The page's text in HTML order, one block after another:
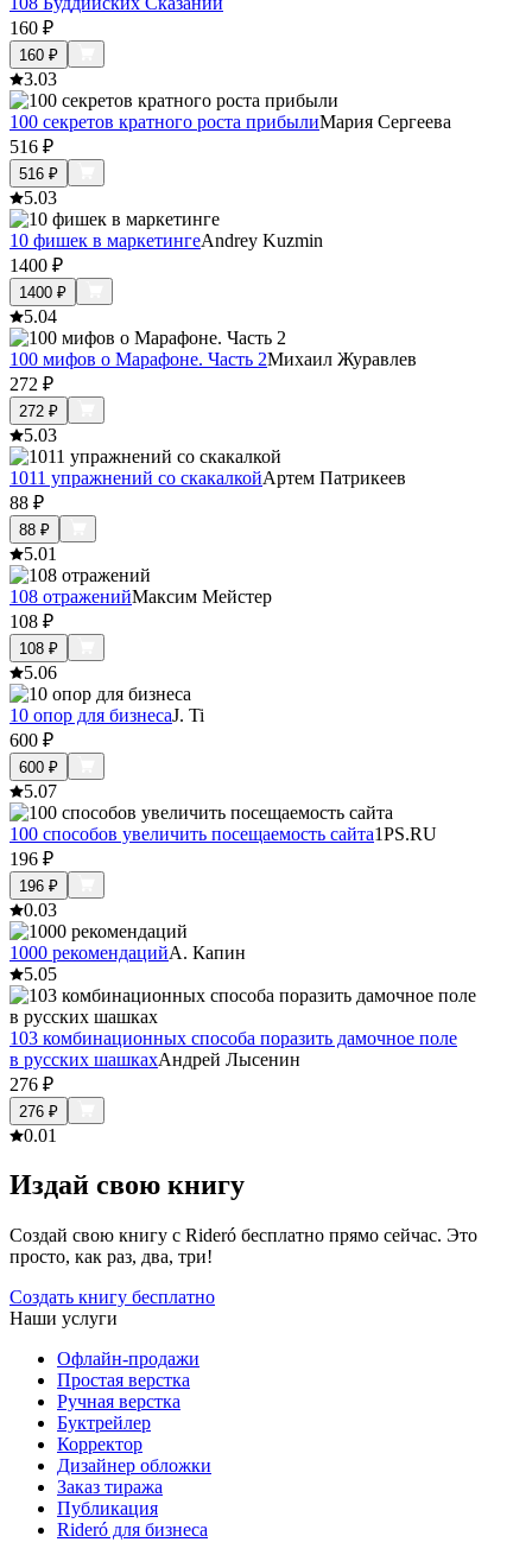
160 ₽
160 ₽
3.03
100 секретов кратного роста прибылиМария Сергеева
516 ₽
516 ₽
5.03
10 фишек в маркетингеAndrey Kuzmin
1400 ₽
1400 ₽
5.04
100 мифов о Марафоне. Часть 2Михаил Журавлев
272 ₽
272 ₽
5.03
1011 упражнений со скакалкойАртем Патрикеев
88 ₽
88 ₽
5.01
108 отраженийМаксим Мейстер
108 ₽
108 ₽
5.06
10 опор для бизнесаJ. Ti
600 ₽
600 ₽
5.07
100 способов увеличить посещаемость сайта1PS.RU
196 ₽
196 ₽
0.03
1000 рекомендацийА. Капин
5.05
103 комбинационных способа поразить дамочное поле
в русских шашкахАндрей Лысенин
276 ₽
276 ₽
0.01
Издай свою книгу
Создай свою книгу с Rideró бесплатно прямо сейчас. Это
просто, как раз, два, три!
Создать книгу бесплатно
Наши услуги
Офлайн-продажи
Простая верстка
Ручная верстка
Буктрейлер
Корректор
Дизайнер обложки
Заказ тиража
Публикация
Rideró для бизнеса